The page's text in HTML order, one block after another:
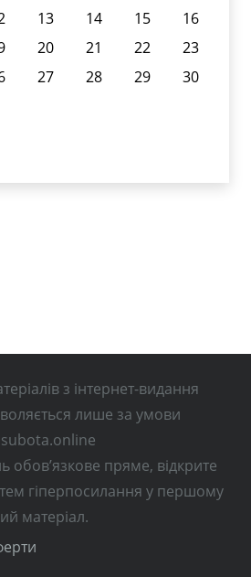
13 14 15
16
20 21 22
23
27 28 29
30
з інтернет-видання
лише за умови
обов’язкове пряме, відкрите
гіперпосилання у першому
матеріал.